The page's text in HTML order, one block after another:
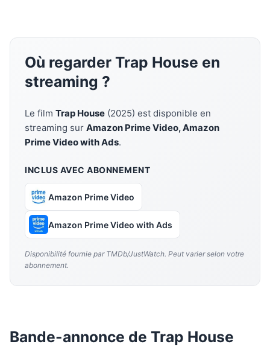
Où regarder Trap House en
streaming ?
Le film Trap House (2025) est disponible en
streaming sur Amazon Prime Video, Amazon
Prime Video with Ads.
INCLUS AVEC ABONNEMENT
Amazon Prime Video
Amazon Prime Video with Ads
Disponibilité fournie par TMDb/JustWatch. Peut varier selon votre
abonnement.
Bande-annonce de Trap House